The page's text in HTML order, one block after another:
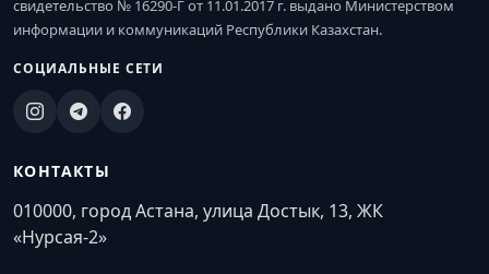
свидетельство № 16290-Г от 11.01.2017 г. выдано Министерством
информации и коммуникаций Республики Казахстан.
СОЦИАЛЬНЫЕ СЕТИ
КОНТАКТЫ
010000, город Астана, улица Достык, 13, ЖК
«Нурсая-2»